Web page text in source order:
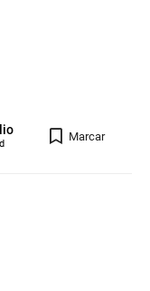
MarcarRegistro